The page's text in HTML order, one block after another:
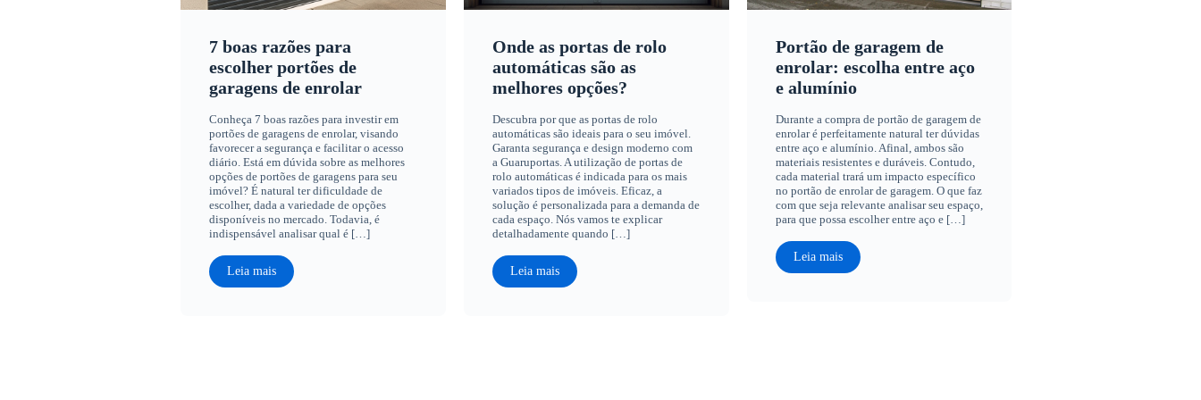
7 boas razões para
escolher portões de
garagens de enrolar
Conheça 7 boas razões para investir em
portões de garagens de enrolar, visando
favorecer a segurança e facilitar o acesso
diário. Está em dúvida sobre as melhores
opções de portões de garagens para seu
imóvel? É natural ter dificuldade de
escolher, dada a variedade de opções
disponíveis no mercado. Todavia, é
indispensável analisar qual é […]
Leia mais
Onde as portas de rolo
automáticas são as
melhores opções?
Descubra por que as portas de rolo
automáticas são ideais para o seu imóvel.
Garanta segurança e design moderno com
a Guaruportas. A utilização de portas de
rolo automáticas é indicada para os mais
variados tipos de imóveis. Eficaz, a
solução é personalizada para a demanda de
cada espaço. Nós vamos te explicar
detalhadamente quando […]
Leia mais
Portão de garagem de
enrolar: escolha entre aço
e alumínio
Durante a compra de portão de garagem de
enrolar é perfeitamente natural ter dúvidas
entre aço e alumínio. Afinal, ambos são
materiais resistentes e duráveis. Contudo,
cada material trará um impacto específico
no portão de enrolar de garagem. O que faz
com que seja relevante analisar seu espaço,
para que possa escolher entre aço e […]
Leia mais